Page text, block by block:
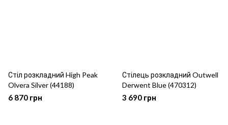
Стіл розкладний High Peak
Olvera Silver (44188)
6 870 грн
Стілець розкладний Outwell
Derwent Blue (470312)
3 690 грн